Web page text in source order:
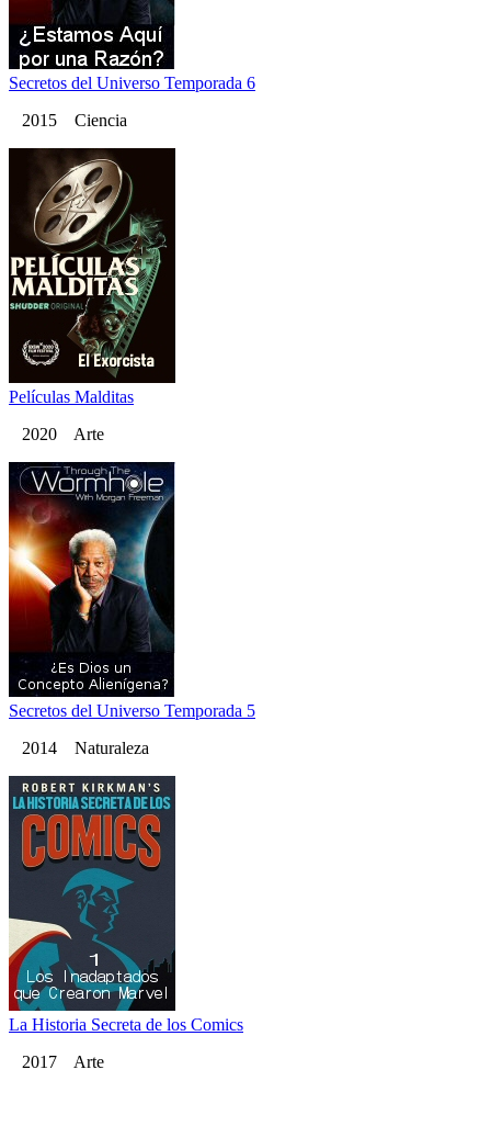
Secretos del Universo Temporada 6
2015 Ciencia
Películas Malditas
2020 Arte
Secretos del Universo Temporada 5
2014 Naturaleza
La Historia Secreta de los Comics
2017 Arte